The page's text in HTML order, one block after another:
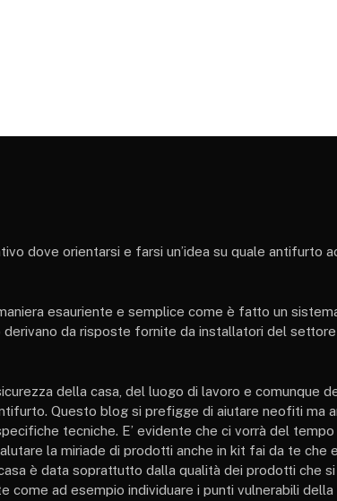
dove orientarsi e farsi un’idea su quale antifurto
esauriente e semplice come è fatto un
da risposte fornite da installatori del
della casa, del luogo di lavoro e comunque
Questo blog si prefigge di aiutare neofiti ma
tecniche. E’ evidente che ci vorrà del
la miriade di prodotti anche in kit fai da te che
è data soprattutto dalla qualità dei prodotti che
come ad esempio individuare i punti vulnerabili